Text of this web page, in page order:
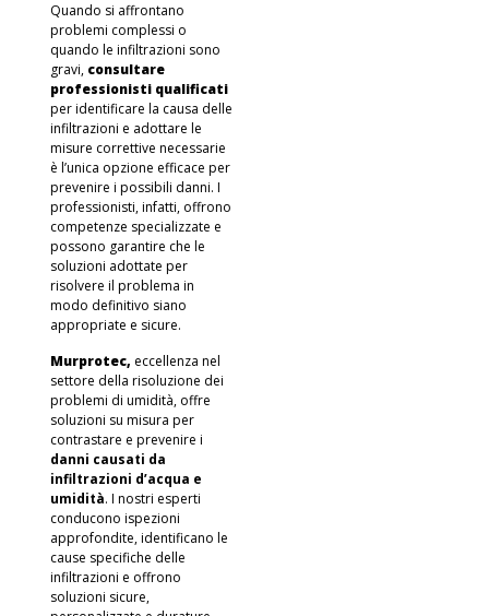
Quando si affrontano
problemi complessi o
quando le infiltrazioni sono
gravi, consultare
professionisti qualificati
per identificare la causa delle
infiltrazioni e adottare le
misure correttive necessarie
è l’unica opzione efficace per
prevenire i possibili danni. I
professionisti, infatti, offrono
competenze specializzate e
possono garantire che le
soluzioni adottate per
risolvere il problema in
modo definitivo siano
appropriate e sicure.
Murprotec, eccellenza nel
settore della risoluzione dei
problemi di umidità, offre
soluzioni su misura per
contrastare e prevenire i
danni causati da
infiltrazioni d’acqua e
umidità. I nostri esperti
conducono ispezioni
approfondite, identificano le
cause specifiche delle
infiltrazioni e offrono
soluzioni sicure,